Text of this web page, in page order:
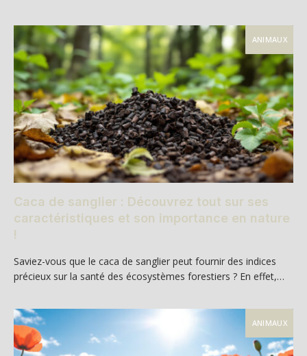
ANIMAUX
Caca de sanglier : Découvrez tout sur ses
caractéristiques et son importance en nature
!
Saviez-vous que le caca de sanglier peut fournir des indices
précieux sur la santé des écosystèmes forestiers ? En effet,…
ANIMAUX